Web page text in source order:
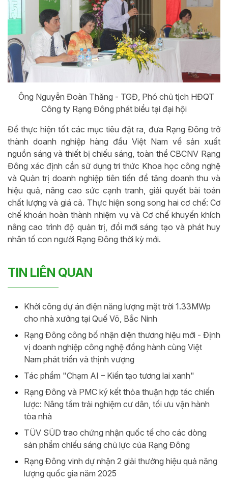
Ông Nguyễn Đoàn Thăng - TGĐ, Phó chủ tịch HĐQT
Công ty Rạng Đông phát biểu tại đại hội
Để thực hiện tốt các mục tiêu đặt ra, đưa Rạng Đông trở
thành doanh nghiệp hàng đầu Việt Nam về sản xuất
nguồn sáng và thiết bị chiếu sáng, toàn thể CBCNV Rạng
Đông xác định cần sử dụng tri thức Khoa học công nghệ
và Quản trị doanh nghiệp tiên tiến để tăng doanh thu và
hiệu quả, nâng cao sức cạnh tranh, giải quyết bài toán
chất lượng và giá cả. Thực hiện song song hai cơ chế: Cơ
chế khoán hoàn thành nhiệm vụ và Cơ chế khuyến khích
nâng cao trình độ quản trị, đổi mới sáng tạo và phát huy
nhân tố con người Rạng Đông thời kỳ mới.
TIN LIÊN QUAN
Khởi công dự án điện năng lượng mặt trời 1.33MWp
cho nhà xưởng tại Quế Võ, Bắc Ninh
Rạng Đông công bố nhận diện thương hiệu mới - Định
vị doanh nghiệp công nghệ đồng hành cùng Việt
Nam phát triển và thịnh vượng
Tác phẩm "Chạm AI – Kiến tạo tương lai xanh"
Rạng Đông và PMC ký kết thỏa thuận hợp tác chiến
lược: Nâng tầm trải nghiệm cư dân, tối ưu vận hành
tòa nhà
TÜV SÜD trao chứng nhận quốc tế cho các dòng
sản phẩm chiếu sáng chủ lực của Rạng Đông
Rạng Đông vinh dự nhận 2 giải thưởng hiệu quả năng
lượng quốc gia năm 2025